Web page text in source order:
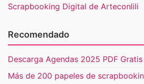
Scrapbooking Digital de Arteconlili
Recomendado
Descarga Agendas 2025 PDF
Más de 200 papeles de